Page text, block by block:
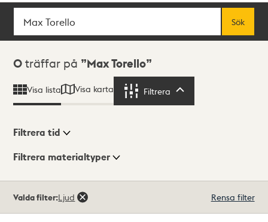
Sök
Sök
Sökresultat
0 träffar på Max Torello
Visa lista Visa karta Filtrera
Visningsläge
Filtrera tid
Filtrera materialtyper
träffar
Valda filter:Ljud Rensa filter